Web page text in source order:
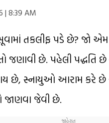
| 8:39 AM
તકલીફ પડે છે? જો એમ
જણાવી છે. પહેલી
થાય છે, સ્નાયુઓ આરામ
જાણવા જેવી છે.